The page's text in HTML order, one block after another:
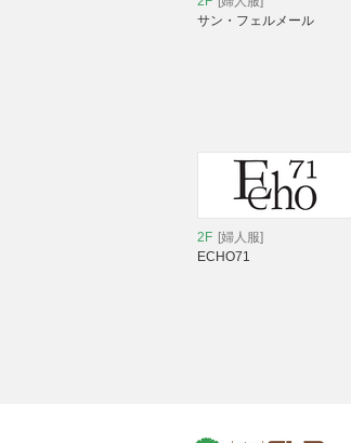
サン・フェルメール
2F [婦人服]
ECHO71